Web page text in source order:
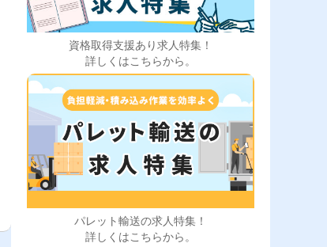
資格取得支援あり求人特集！
詳しくはこちらから。
パレット輸送の求人特集！
詳しくはこちらから。